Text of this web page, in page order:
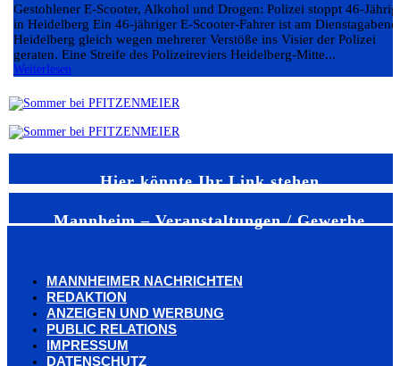
Gestohlener E-Scooter, Alkohol und Drogen: Polizei stoppt 46-
in Heidelberg Ein 46-jähriger E-Scooter-Fahrer ist am
Heidelberg gleich wegen mehrerer Verstöße ins Visier der Polizei
geraten. Eine Streife des Polizeireviers Heidelberg-Mitte...
Weiterlesen
Hier könnte Ihr Link stehen
Mannheim – Veranstaltungen / Gewerbe
MANNHEIMER NACHRICHTEN
REDAKTION
ANZEIGEN UND WERBUNG
PUBLIC RELATIONS
IMPRESSUM
DATENSCHUTZ